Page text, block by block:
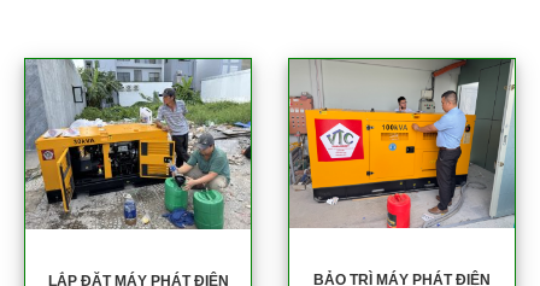
LẮP ĐẶT MÁY PHÁT ĐIỆN BẢO TRÌ MÁY PHÁT ĐIỆN